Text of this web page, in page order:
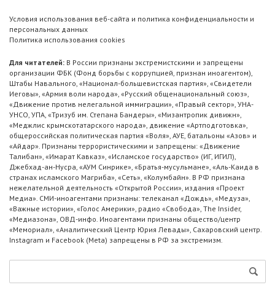
Условия использования веб-сайта и политика конфиденциальности и
персональных данных
Политика использования cookies
Для читателей: В России признаны экстремистскими и запрещены
организации ФБК (Фонд борьбы с коррупцией, признан иноагентом),
Штабы Навального, «Национал-большевистская партия», «Свидетели
Иеговы», «Армия воли народа», «Русский общенациональный союз»,
«Движение против нелегальной иммиграции», «Правый сектор», УНА-
УНСО, УПА, «Тризуб им. Степана Бандеры», «Мизантропик дивижн»,
«Меджлис крымскотатарского народа», движение «Артподготовка»,
общероссийская политическая партия «Воля», АУЕ, батальоны «Азов» и
«Айдар». Признаны террористическими и запрещены: «Движение
Талибан», «Имарат Кавказ», «Исламское государство» (ИГ, ИГИЛ),
Джебхад-ан-Нусра, «АУМ Синрике», «Братья-мусульмане», «Аль-Каида в
странах исламского Магриба», «Сеть», «Колумбайн». В РФ признана
нежелательной деятельность «Открытой России», издания «Проект
Медиа». СМИ-иноагентами признаны: телеканал «Дождь», «Медуза»,
«Важные истории», «Голос Америки», радио «Свобода», The Insider,
«Медиазона», ОВД-инфо. Иноагентами признаны общество/центр
«Мемориал», «Аналитический Центр Юрия Левады», Сахаровский центр.
Instagram и Facebook (Metа) запрещены в РФ за экстремизм.